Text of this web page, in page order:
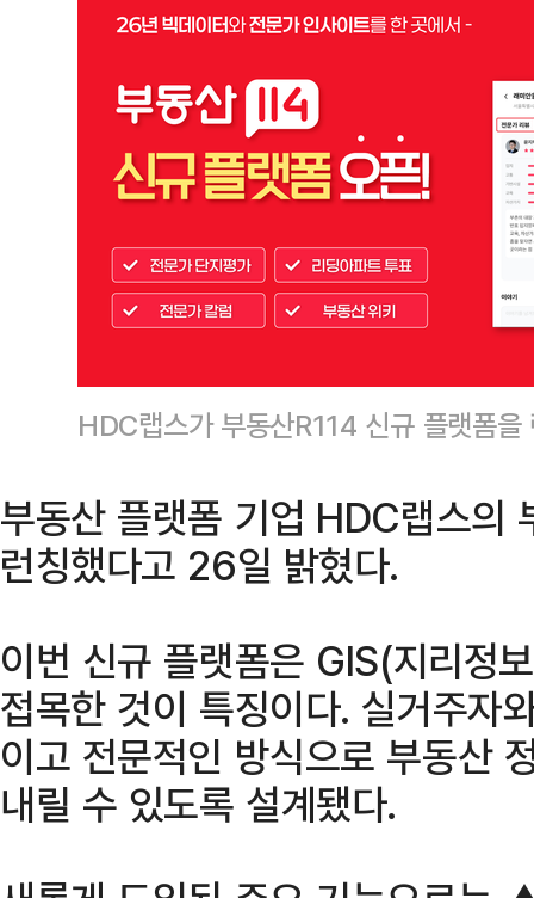
HDC랩스가 부동산R114 신규 플랫폼
부동산 플랫폼 기업 HDC랩스의
런칭했다고 26일 밝혔다.
이번 신규 플랫폼은 GIS(지리정
접목한 것이 특징이다. 실거주자
이고 전문적인 방식으로 부동산
내릴 수 있도록 설계됐다.